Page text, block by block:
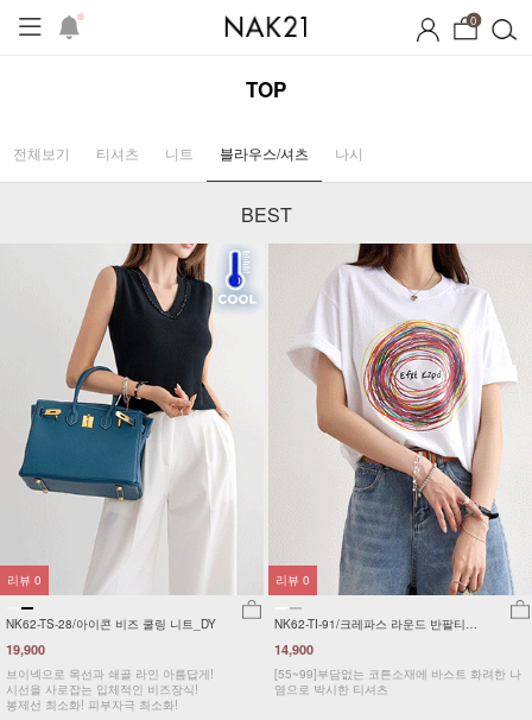
0
1+1 기획세트 자체제작 여름 잠옷 장마템 기
TOP
전체보기 티셔츠 니트 블라우스/셔츠 나시
BEST
NK62-TS-28/아이콘 비즈 쿨링 니트_DY
19,900
브이넥으로 목선과 쇄골 라인 아름답게!
시선을 사로잡는 입체적인 비즈장식!
봉제선 최소화! 피부자극 최소화!
리뷰 0
NK62-TI-91/크레파스 라운드 반팔티
14,900
[55~99]부담없는 코튼소재에 바스트 화려한 나
염으로 박시한 티셔츠
리뷰 0